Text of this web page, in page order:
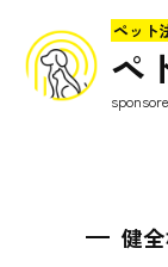
ペット
ペ
健